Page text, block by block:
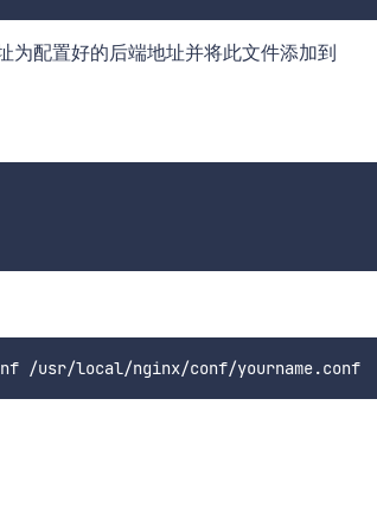
为配置好的后端地址并将此文件添加到